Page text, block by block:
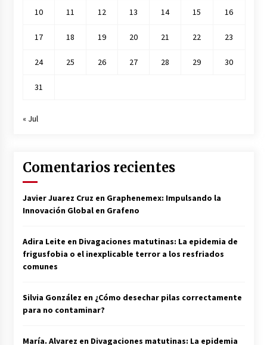
10 11 12 13 14 15 16
17 18 19 20 21 22 23
24 25 26 27 28 29 30
31
« Jul
Comentarios recientes
Javier Juarez Cruz en Graphenemex: Impulsando la
Innovación Global en Grafeno
Adira Leite en Divagaciones matutinas: La epidemia de
frigusfobia o el inexplicable terror a los resfriados
comunes
Silvia González en ¿Cómo desechar pilas correctamente
para no contaminar?
María. Alvarez en Divagaciones matutinas: La epidemia